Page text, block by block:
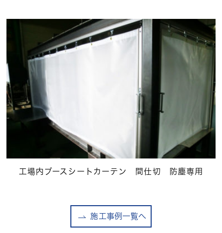
工場内ブースシートカーテン 間仕切 防塵専用
施工事例一覧へ